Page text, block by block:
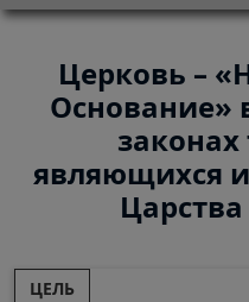
Церковь –
Основание»
являющихся
ЦЕЛЬ